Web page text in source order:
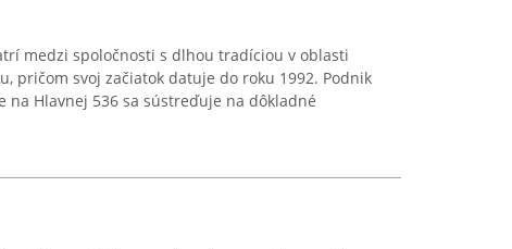
medzi spoločnosti s dlhou tradíciou v oblasti
pričom svoj začiatok datuje do roku 1992. Podnik
na Hlavnej 536 sa sústreďuje na dôkladné